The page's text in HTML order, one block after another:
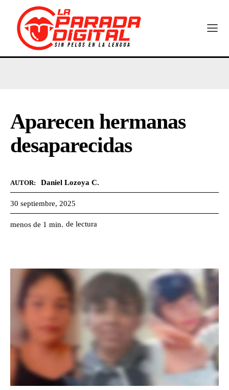
Aparecen hermanas
desaparecidas
AUTOR: Daniel Lozoya C.
30 septiembre, 2025
menos de 1 min. de lectura